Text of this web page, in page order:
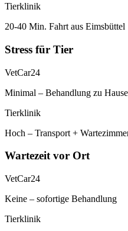
Tierklinik
20-40 Min. Fahrt aus Eimsbüttel
Stress für Tier
VetCar24
Minimal – Behandlung zu Hause
Tierklinik
Hoch – Transport +
Wartezeit vor Ort
VetCar24
Keine – sofortige Behandlung
Tierklinik